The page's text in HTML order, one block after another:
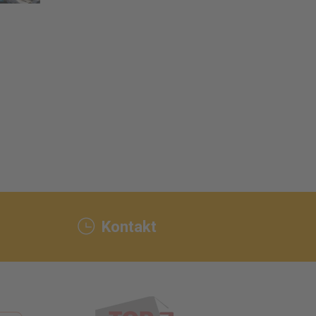
Kontakt